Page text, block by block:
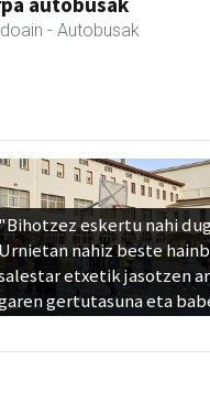
- Autobusak
"Bihotzez eskertu nahi
nahiz beste
etxetik jasotzen
gertutasuna eta